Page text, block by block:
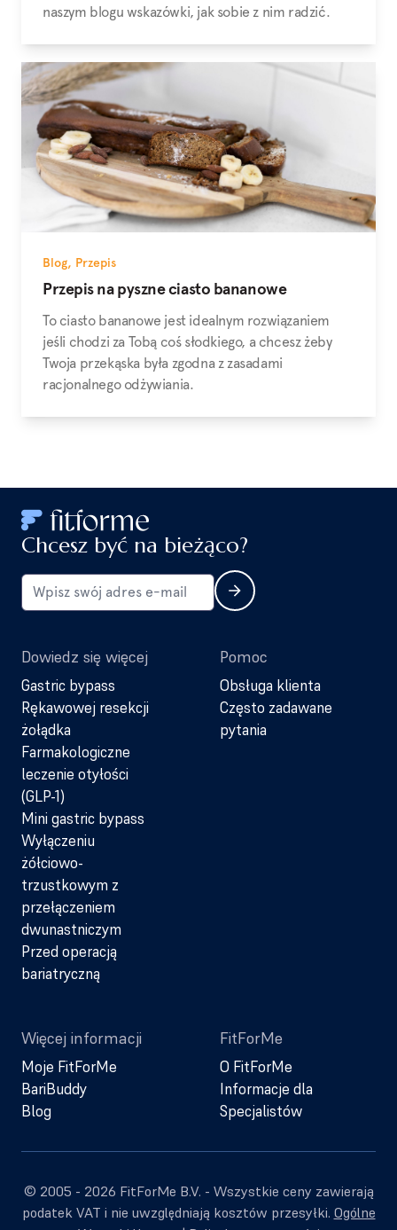
naszym blogu wskazówki, jak sobie z nim radzić.
Blog, Przepis
Przepis na pyszne ciasto bananowe
To ciasto bananowe jest idealnym rozwiązaniem
jeśli chodzi za Tobą coś słodkiego, a chcesz żeby
Twoja przekąska była zgodna z zasadami
racjonalnego odżywiania.
Chcesz być na bieżąco?
Dowiedz się więcej
Gastric bypass
Rękawowej resekcji
żołądka
Farmakologiczne
leczenie otyłości
(GLP-1)
Mini gastric bypass
Wyłączeniu
żółciowo-
trzustkowym z
przełączeniem
dwunastniczym
Przed operacją
bariatryczną
Pomoc
Obsługa klienta
Często zadawane
pytania
Więcej informacji
Moje FitForMe
BariBuddy
Blog
FitForMe
O FitForMe
Informacje dla
Specjalistów
© 2005 - 2026 FitForMe B.V. - Wszystkie ceny zawierają
podatek VAT i nie uwzględniają kosztów przesyłki. Ogólne